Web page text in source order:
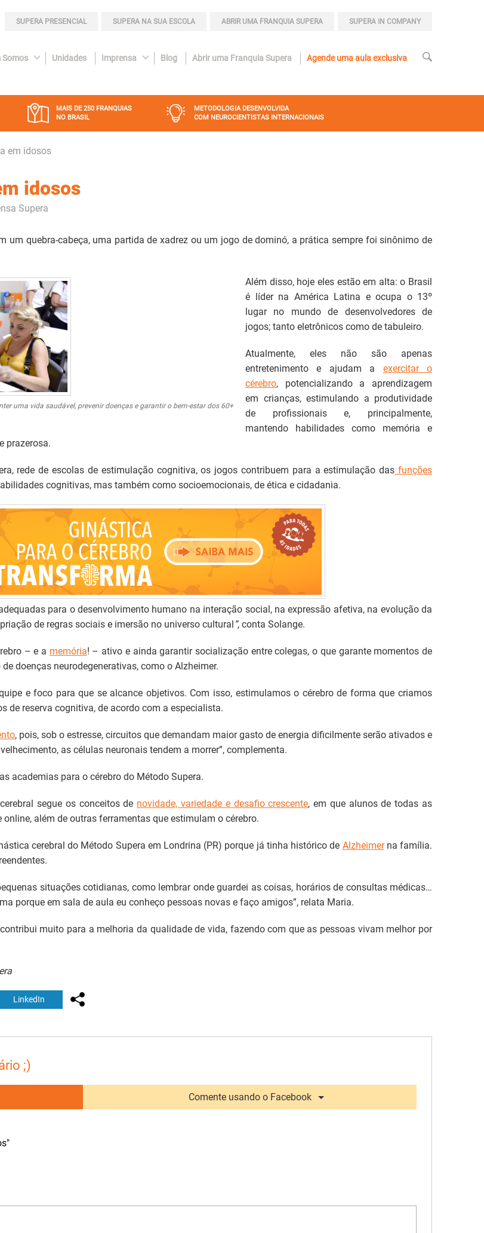
SUPERA PRESENCIAL SUPERA NA SUA ESCOLA ABRIR UMA FRANQUIA SUPERA SUPERA IN COMPANY
Somos Unidades Imprensa Blog Abrir uma Franquia Supera Agende uma aula exclusiva
MAIS DE 250 FRANQUIAS
NO BRASIL
METODOLOGIA DESENVOLVIDA
COM NEUROCIENTISTAS INTERNACIONAIS
em idosos
idosos
Supera
quebra-cabeça, uma partida de xadrez ou um jogo de dominó, a prática sempre foi sinônimo de
uma vida saudável, prevenir doenças e garantir o bem-estar dos 60+
Além disso, hoje eles estão em alta: o Brasil
é líder na América Latina e ocupa o 13º
lugar no mundo de desenvolvedores de
jogos; tanto eletrônicos como de tabuleiro.
Atualmente, eles não são apenas
entretenimento e ajudam a exercitar o
cérebro, potencializando a aprendizagem
em crianças, estimulando a produtividade
de profissionais e, principalmente,
mantendo habilidades como memória e
prazerosa.
rede de escolas de estimulação cognitiva, os jogos contribuem para a estimulação das funções
cognitivas, mas também como socioemocionais, de ética e cidadania.
para o desenvolvimento humano na interação social, na expressão afetiva, na evolução da
de regras sociais e imersão no universo cultural”, conta Solange.
– e a memória! – ativo e ainda garantir socialização entre colegas, o que garante momentos de
doenças neurodegenerativas, como o Alzheimer.
e foco para que se alcance objetivos. Com isso, estimulamos o cérebro de forma que criamos
de reserva cognitiva, de acordo com a especialista.
, pois, sob o estresse, circuitos que demandam maior gasto de energia dificilmente serão ativados e
as células neuronais tendem a morrer”, complementa.
academias para o cérebro do Método Supera.
segue os conceitos de novidade, variedade e desafio crescente, em que alunos de todas as
além de outras ferramentas que estimulam o cérebro.
cerebral do Método Supera em Londrina (PR) porque já tinha histórico de Alzheimerna família.
situações cotidianas, como lembrar onde guardei as coisas, horários de consultas médicas…
porque em sala de aula eu conheço pessoas novas e faço amigos”, relata Maria.
muito para a melhoria da qualidade de vida, fazendo com que as pessoas vivam melhor por
LinkedIn
;)
Comente usando o Facebook